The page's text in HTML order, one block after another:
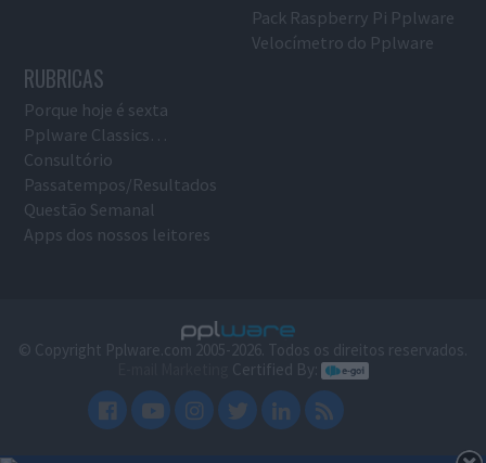
Pack Raspberry Pi Pplware
Velocímetro do Pplware
RUBRICAS
Porque hoje é sexta
Pplware Classics…
Consultório
Passatempos/Resultados
Questão Semanal
Apps dos nossos leitores
© Copyright Pplware.com 2005-2026. Todos os direitos reservados.
Certified By: